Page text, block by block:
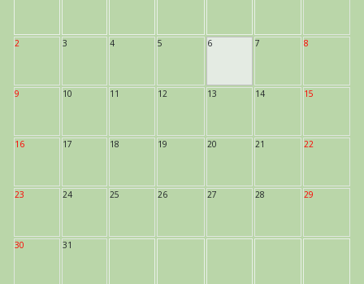
2 3 4 5 6 7 8
9 10 11 12 13 14 15
16 17 18 19 20 21 22
23 24 25 26 27 28 29
30 31